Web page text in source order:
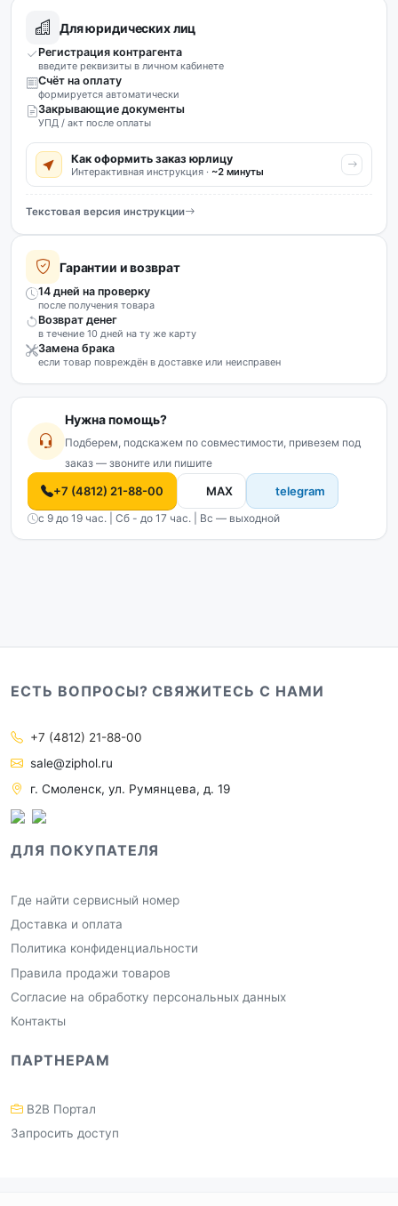
Для юридических лиц
Регистрация контрагента
введите реквизиты в личном кабинете
Счёт на оплату
формируется автоматически
Закрывающие документы
УПД / акт после оплаты
Как оформить заказ юрлицу
Интерактивная инструкция · ~2 минуты
Текстовая версия инструкции
Гарантии и возврат
14 дней на проверку
после получения товара
Возврат денег
в течение 10 дней на ту же карту
Замена брака
если товар повреждён в доставке или неисправен
Нужна помощь?
Подберем, подскажем по совместимости, привезем под
заказ — звоните или пишите
+7 (4812) 21-88-00 MAX telegram
с 9 до 19 час. | Сб - до 17 час. | Вс — выходной
ЕСТЬ ВОПРОСЫ? СВЯЖИТЕСЬ С НАМИ
+7 (4812) 21-88-00
sale@ziphol.ru
г. Смоленск, ул. Румянцева, д. 19
ДЛЯ ПОКУПАТЕЛЯ
Где найти сервисный номер
Доставка и оплата
Политика конфиденциальности
Правила продажи товаров
Согласие на обработку персональных данных
Контакты
ПАРТНЕРАМ
B2B Портал
Запросить доступ